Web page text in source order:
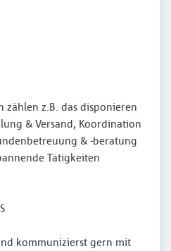
zählen z.B. das disponieren
& Versand, Koordination
& -beratung
Tätigkeiten
kommunizierst gern mit